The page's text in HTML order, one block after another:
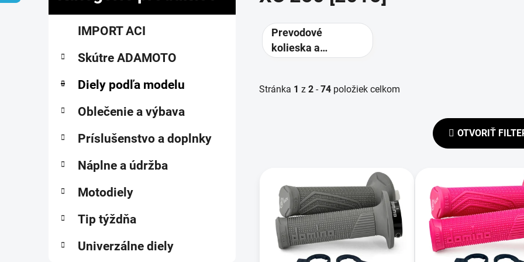
č
kategórieIMPORT ACI
Skútre ADAMOTO
Diely podľa modelu
Oblečenie a výbava
Príslušenstvo a doplnky
Náplne a údržba
Motodiely
Tip týždňa
Univerzálne diely
Prevodové
kolieska a
prevody
Stránka 1 z 2 -74 položiek celkom
OTVORIŤ